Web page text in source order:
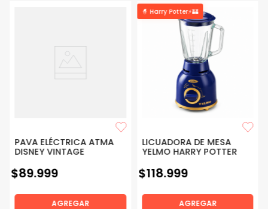
PAVA ELÉCTRICA ATMA
DISNEY VINTAGE
$89.999
AGREGAR
🧙 Harry Potter⚡🏰
LICUADORA DE MESA
YELMO HARRY POTTER
$118.999
AGREGAR